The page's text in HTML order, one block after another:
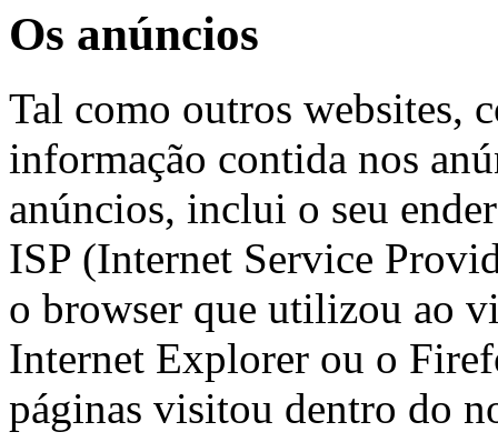
Os anúncios
Tal como outros websites,
informação contida nos
anúncios, inclui o seu
ISP (Internet Service
o browser que utilizou ao
Internet Explorer ou o
páginas visitou dentro do